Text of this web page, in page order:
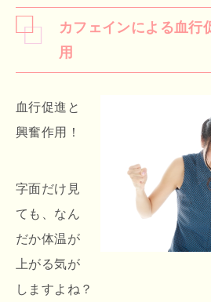
カフェインによる血行
用
血行促進と
興奮作用！
字面だけ見
ても、なん
だか体温が
上がる気が
しますよね？